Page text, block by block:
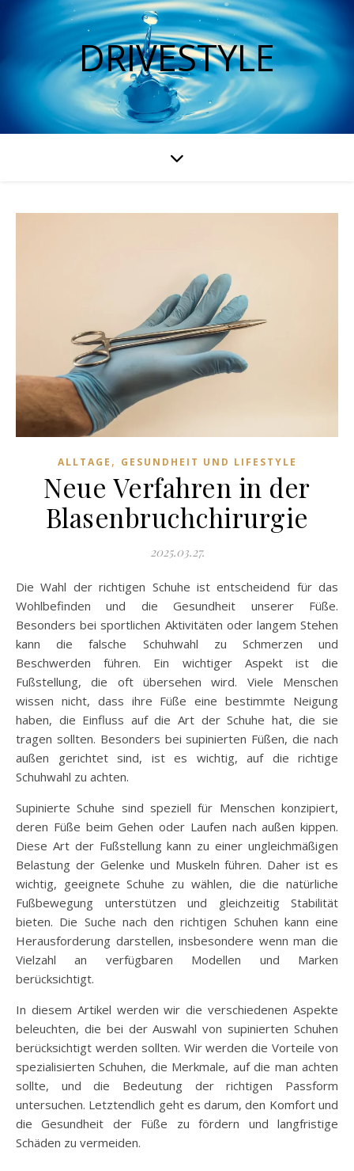
DRIVESTYLE
ALLTAGE , GESUNDHEIT UND LIFESTYLE
Neue Verfahren in der
Blasenbruchchirurgie
2025.03.27.
Die Wahl der richtigen Schuhe ist entscheidend für das
Wohlbefinden und die Gesundheit unserer Füße.
Besonders bei sportlichen Aktivitäten oder langem Stehen
kann die falsche Schuhwahl zu Schmerzen und
Beschwerden führen. Ein wichtiger Aspekt ist die
Fußstellung, die oft übersehen wird. Viele Menschen
wissen nicht, dass ihre Füße eine bestimmte Neigung
haben, die Einfluss auf die Art der Schuhe hat, die sie
tragen sollten. Besonders bei supinierten Füßen, die nach
außen gerichtet sind, ist es wichtig, auf die richtige
Schuhwahl zu achten.
Supinierte Schuhe sind speziell für Menschen konzipiert,
deren Füße beim Gehen oder Laufen nach außen kippen.
Diese Art der Fußstellung kann zu einer ungleichmäßigen
Belastung der Gelenke und Muskeln führen. Daher ist es
wichtig, geeignete Schuhe zu wählen, die die natürliche
Fußbewegung unterstützen und gleichzeitig Stabilität
bieten. Die Suche nach den richtigen Schuhen kann eine
Herausforderung darstellen, insbesondere wenn man die
Vielzahl an verfügbaren Modellen und Marken
berücksichtigt.
In diesem Artikel werden wir die verschiedenen Aspekte
beleuchten, die bei der Auswahl von supinierten Schuhen
berücksichtigt werden sollten. Wir werden die Vorteile von
spezialisierten Schuhen, die Merkmale, auf die man achten
sollte, und die Bedeutung der richtigen Passform
untersuchen. Letztendlich geht es darum, den Komfort und
die Gesundheit der Füße zu fördern und langfristige
Schäden zu vermeiden.